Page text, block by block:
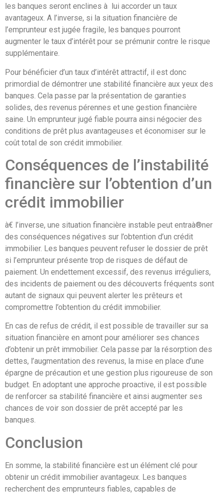
les banques seront enclines à lui accorder un taux
avantageux. A l’inverse, si la situation financière de
l’emprunteur est jugée fragile, les banques pourront
augmenter le taux d’intérêt pour se prémunir contre le risque
supplémentaire.
Pour bénéficier d’un taux d’intérêt attractif, il est donc
primordial de démontrer une stabilité financière aux yeux des
banques. Cela passe par la présentation de garanties
solides, des revenus pérennes et une gestion financière
saine. Un emprunteur jugé fiable pourra ainsi négocier des
conditions de prêt plus avantageuses et économiser sur le
coût total de son crédit immobilier.
Conséquences de l’instabilité
financière sur l’obtention d’un
crédit immobilier
à€ l’inverse, une situation financière instable peut entraà®ner
des conséquences négatives sur l’obtention d’un crédit
immobilier. Les banques peuvent refuser le dossier de prêt
si l’emprunteur présente trop de risques de défaut de
paiement. Un endettement excessif, des revenus irréguliers,
des incidents de paiement ou des découverts fréquents sont
autant de signaux qui peuvent alerter les prêteurs et
compromettre l’obtention du crédit immobilier.
En cas de refus de crédit, il est possible de travailler sur sa
situation financière en amont pour améliorer ses chances
d’obtenir un prêt immobilier. Cela passe par la résorption des
dettes, l’augmentation des revenus, la mise en place d’une
épargne de précaution et une gestion plus rigoureuse de son
budget. En adoptant une approche proactive, il est possible
de renforcer sa stabilité financière et ainsi augmenter ses
chances de voir son dossier de prêt accepté par les
banques.
Conclusion
En somme, la stabilité financière est un élément clé pour
obtenir un crédit immobilier avantageux. Les banques
recherchent des emprunteurs fiables, capables de